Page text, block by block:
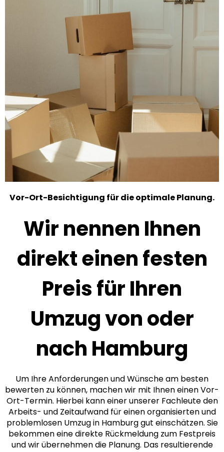
Vor-Ort-Besichtigung für die optimale Planung.
Wir nennen Ihnen
direkt einen festen
Preis für Ihren
Umzug von oder
nach Hamburg
Um Ihre Anforderungen und Wünsche am besten
bewerten zu können, machen wir mit Ihnen einen Vor-
Ort-Termin. Hierbei kann einer unserer Fachleute den
Arbeits- und Zeitaufwand für einen organisierten und
problemlosen Umzug in Hamburg gut einschätzen. Sie
bekommen eine direkte Rückmeldung zum Festpreis
und wir übernehmen die Planung. Das resultierende